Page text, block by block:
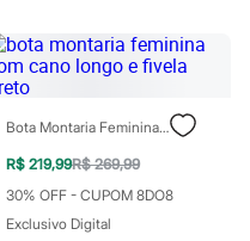
Bota Montaria Feminina Com Cano Longo E Fivela Preto
R$ 219,99R$ 269,99
30% OFF - CUPOM 8DO8
Exclusivo Digital